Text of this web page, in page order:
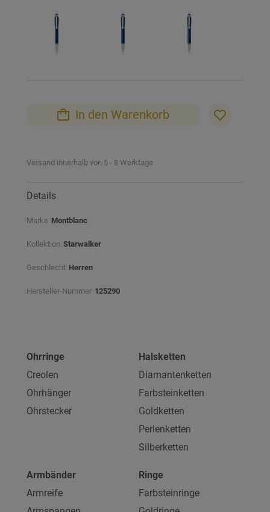
In den Warenkorb
Versand innerhalb von 5 - 8 Werktage
Details
Marke Montblanc
Kollektion Starwalker
Geschlecht Herren
Hersteller-Nummer 125290
Ohrringe
Creolen
Ohrhänger
Ohrstecker
Halsketten
Diamantenketten
Farbsteinketten
Goldketten
Perlenketten
Silberketten
Armbänder
Armreife
Ringe
Farbsteinringe